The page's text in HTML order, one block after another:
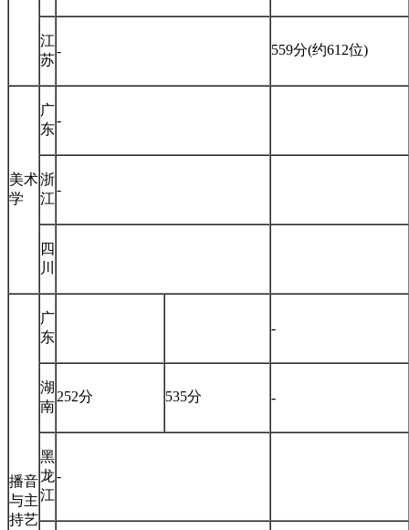
江
苏
- 559分(约612位)
美术
学
广
东
-
浙
江
-
四
川
播音
与主
持艺
广
东
-
湖
南
252分 535分 -
黑
龙
江
-